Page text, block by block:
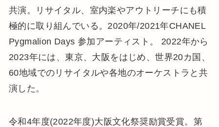
共演。リサイタル、室内楽やアウトリーチにも積
極的に取り組んでいる。2020年/2021年CHANEL
Pygmalion Days 参加アーティスト。 2022年から
2023年には、東京、大阪をはじめ、世界20カ国、
60地域でのリサイタルや各地のオーケストラと共
演した。
令和4年度(2022年度)大阪文化祭奨励賞受賞。第